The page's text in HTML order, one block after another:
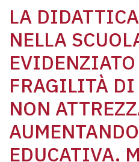
LA
NELLA
FRAGILITÀ
NON
EDUCATIVA.